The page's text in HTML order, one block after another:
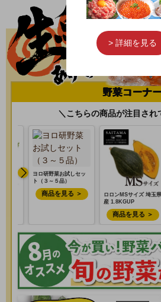
野菜コーナ
＼こちらの商品が注目され
ロロンMSサイズ 埼玉県
産 1.8KGUP
ロロンSサイズ 埼玉県
産 1.3KGUP
> 詳細を見る